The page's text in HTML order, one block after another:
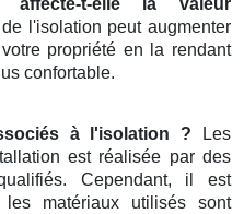
affecte-t-elle la valeur
l'isolation peut augmenter
propriété en la rendant
confortable.
à l'isolation ? Les
est réalisée par des
Cependant, il est
matériaux utilisés sont